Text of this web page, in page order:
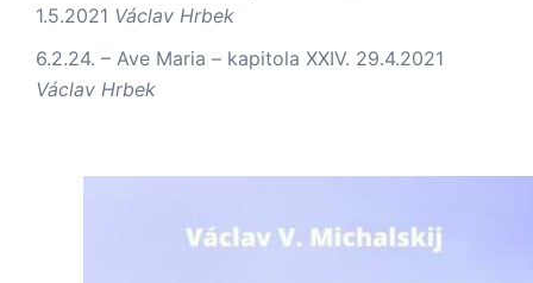
1.5.2021 Václav Hrbek
6.2.24. – Ave Maria – kapitola XXIV. 29.4.2021
Václav Hrbek